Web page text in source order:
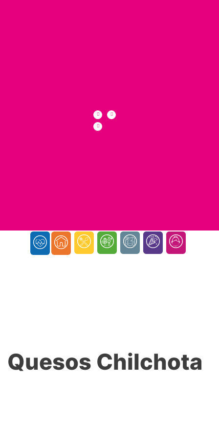
Quesos Chilchota